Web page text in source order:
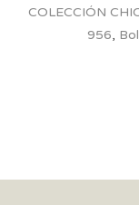
Serraje,Bolsos,